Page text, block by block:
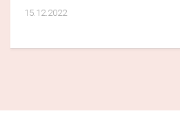
15.12.2022